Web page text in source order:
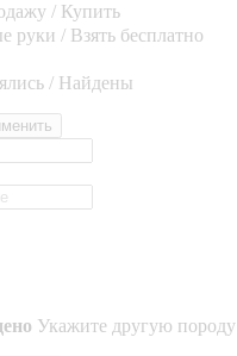
/ Купить
руки / Взять бесплатно
/ Найдены
Укажите другую породу